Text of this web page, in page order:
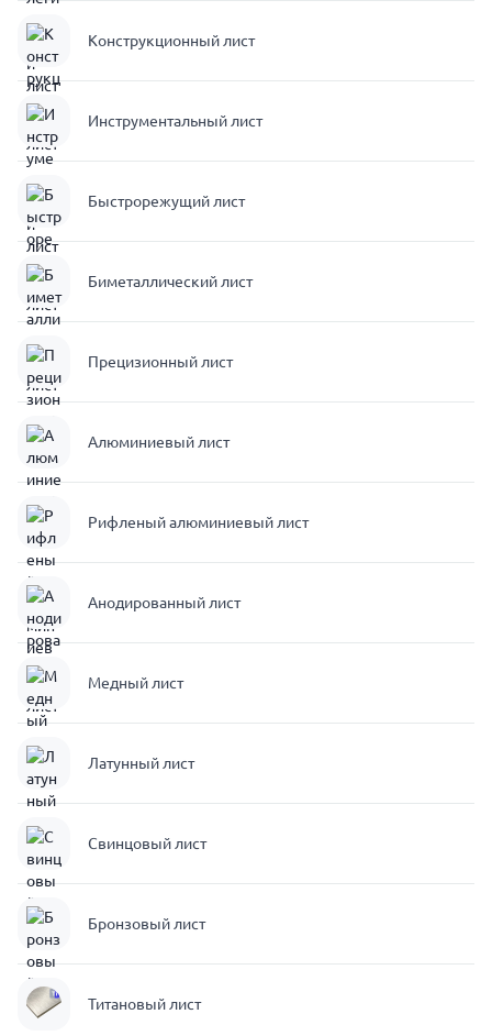
Конструкционный лист
Инструментальный лист
Быстрорежущий лист
Биметаллический лист
Прецизионный лист
Алюминиевый лист
Рифленый алюминиевый лист
Анодированный лист
Медный лист
Латунный лист
Свинцовый лист
Бронзовый лист
Титановый лист